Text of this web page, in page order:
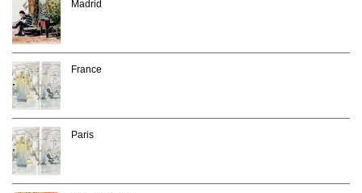
Madrid
France
Paris